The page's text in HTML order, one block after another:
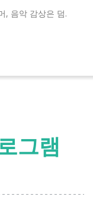
, 음악 감상은 덤.
그램